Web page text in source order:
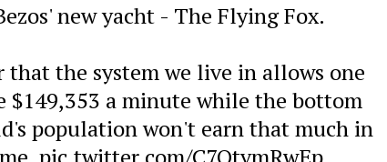
new yacht - The Flying Fox.
that the system we live in allows one
$149,353 a minute while the bottom
population won't earn that much in